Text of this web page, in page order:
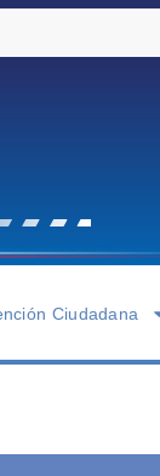
Ciudadana